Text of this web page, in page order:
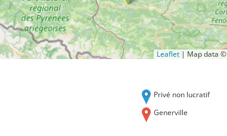
Leaflet | Map data ©
Privé non lucratif
Generville